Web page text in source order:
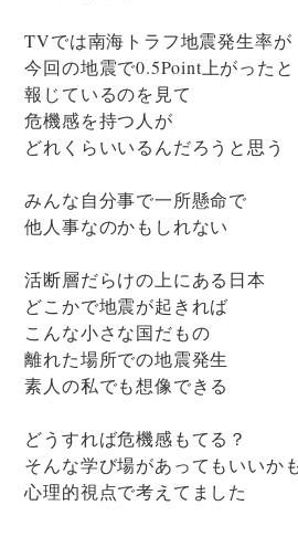
TVでは南海トラフ地震発生率が
今回の地震で0.5Point上がったと
報じているのを見て
危機感を持つ人が
どれくらいいるんだろうと思う
みんな自分事で一所懸命で
他人事なのかもしれない
活断層だらけの上にある日本
どこかで地震が起きれば
こんな小さな国だもの
離れた場所での地震発生
素人の私でも想像できる
どうすれば危機感もてる？
そんな学び場があってもいいか
心理的視点で考えてました